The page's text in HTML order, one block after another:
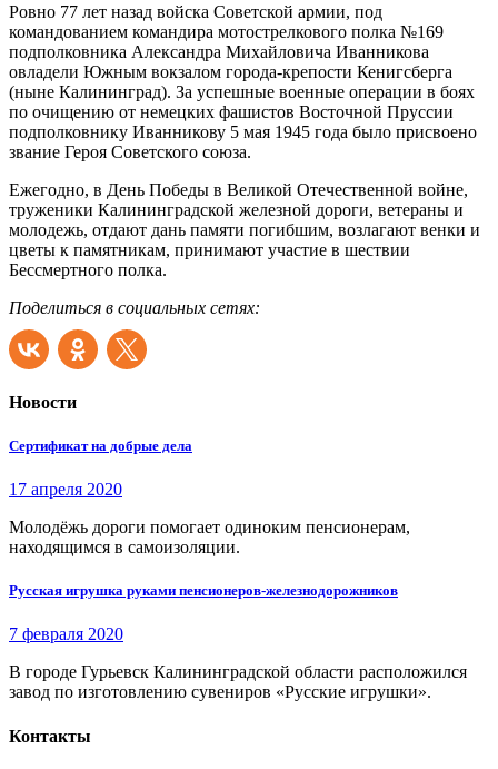
Ровно 77 лет назад войска Советской армии, под
командованием командира мотострелкового полка №169
подполковника Александра Михайловича Иванникова
овладели Южным вокзалом города-крепости Кенигсберга
(ныне Калининград). За успешные военные операции в боях
по очищению от немецких фашистов Восточной Пруссии
подполковнику Иванникову 5 мая 1945 года было присвоено
звание Героя Советского союза.
Ежегодно, в День Победы в Великой Отечественной войне,
труженики Калининградской железной дороги, ветераны и
молодежь, отдают дань памяти погибшим, возлагают венки и
цветы к памятникам, принимают участие в шествии
Бессмертного полка.
Поделиться в социальных сетях:
Новости
Сертификат на добрые дела
17 апреля 2020
Молодёжь дороги помогает одиноким пенсионерам,
находящимся в самоизоляции.
Русская игрушка руками пенсионеров-железнодорожников
7 февраля 2020
В городе Гурьевск Калининградской области расположился
завод по изготовлению сувениров «Русские игрушки».
Контакты